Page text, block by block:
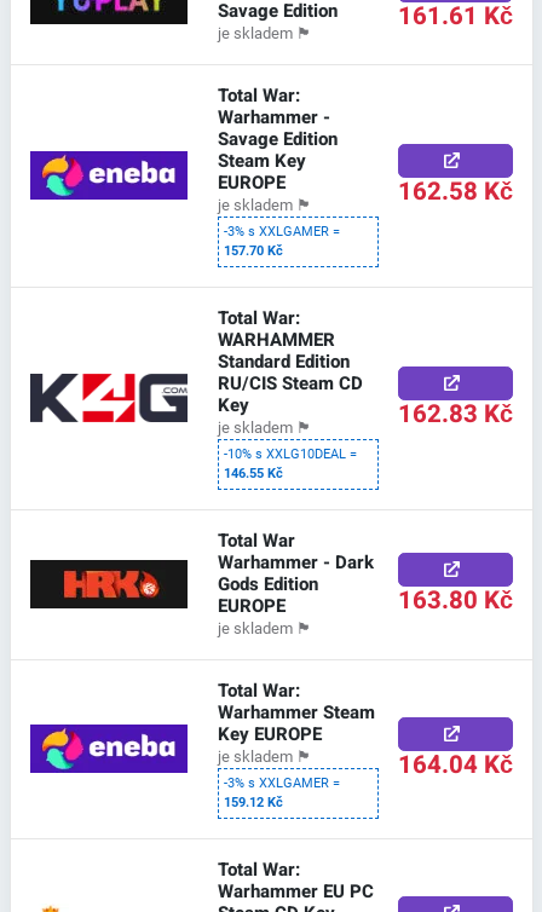
Savage Edition
je skladem 🏴 161.61 Kč
Total War:
Warhammer -
Savage Edition
Steam Key
EUROPE
je skladem 🏴
-3% s XXLGAMER =
157.70 Kč
162.58 Kč
Total War:
WARHAMMER
Standard Edition
RU/CIS Steam CD
Key
je skladem 🏴
-10% s XXLG10DEAL =
146.55 Kč
162.83 Kč
Total War
Warhammer - Dark
Gods Edition
EUROPE
je skladem 🏴
163.80 Kč
Total War:
Warhammer Steam
Key EUROPE
je skladem 🏴
-3% s XXLGAMER =
159.12 Kč
164.04 Kč
Total War:
Warhammer EU PC